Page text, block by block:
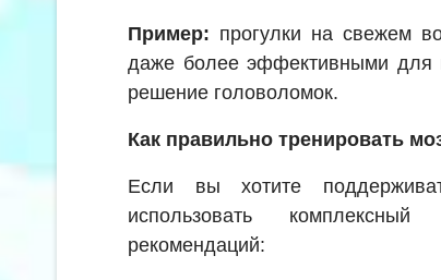
Пример: прогулки на свежем
даже более эффективными для
решение головоломок.
Как правильно тренировать
Если вы хотите
использовать
рекомендаций: